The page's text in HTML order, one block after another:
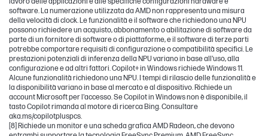
software. La numerazione utilizzata da AMD non rappresenta una misura
della velocità di clock. Le funzionalità e il software che richiedono una NPU
possono richiedere un acquisto, abbonamento o abilitazione di software da
parte di un fornitore di software o di piattaforme, e il software di terze parti
potrebbe comportare requisiti di configurazione o compatibilità specifici. Le
prestazioni potenziali di inferenza della NPU variano in base all'uso, alla
configurazione e ad altri fattori. Copilot+ in Windows richiede Windows 11.
Alcune funzionalità richiedono una NPU. I tempi di rilascio delle funzionalità e
la disponibilità variano in base al mercato e al dispositivo. Richiede un
account Microsoft per l'accesso. Se Copilot in Windows non è disponibile, il
tasto Copilot rimanda al motore di ricerca Bing. Consultare
aka.ms/copilotpluspcs.
[8] Richiede un monitor e una scheda grafica AMD Radeon, che devono